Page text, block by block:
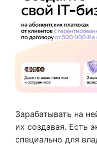
Зарабатывать на
их создавая. Есть
специально для